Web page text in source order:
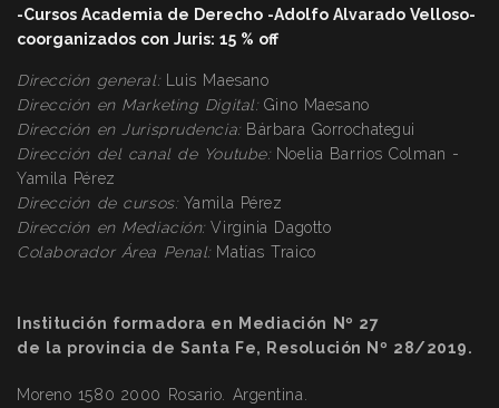
-Cursos Academia de Derecho -Adolfo Alvarado Velloso-
coorganizados con Juris: 15 % off
Dirección general:Luis Maesano
Dirección en Marketing Digital:Gino Maesano
Dirección en Jurisprudencia:Bárbara Gorrochategui
Dirección del canal de Youtube: Noelia Barrios Colman -
Yamila Pérez
Dirección de cursos: Yamila Pérez
Dirección en Mediación:Virginia Dagotto
Colaborador Área Penal:Matías Traico
Institución formadora en Mediación Nº 27
de la provincia de Santa Fe, Resolución Nº 28/2019.
Moreno 1580 2000 Rosario. Argentina.